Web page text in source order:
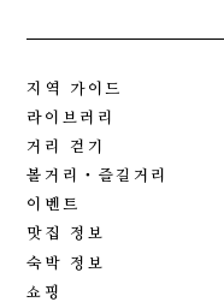
지역 가이드
라이브러리
거리 걷기
볼거리・즐길거리
이벤트
맛집 정보
숙박 정보
쇼핑